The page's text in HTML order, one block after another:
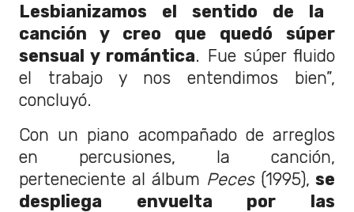
Lesbianizamos el sentido de la
canción y creo que quedó súper
sensual y romántica. Fue súper fluido
el trabajo y nos entendimos bien”,
concluyó.
Con un piano acompañado de arreglos
en percusiones, la canción,
perteneciente al álbum Peces(1995), se
despliega envuelta por las